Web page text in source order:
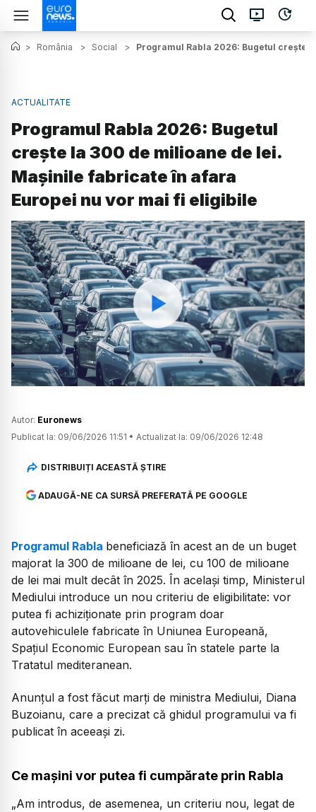
> România > Social > Programul Rabla 2026: Bugetul crește
ACTUALITATE
Programul Rabla 2026: Bugetul
crește la 300 de milioane de lei.
Mașinile fabricate în afara
Europei nu vor mai fi eligibile
Watch
Autor: Euronews
Publicat la: 09/06/2026 11:51 • Actualizat la: 09/06/2026 12:48
DISTRIBUIȚI ACEASTĂ ȘTIRE
ADAUGĂ-NE CA SURSĂ PREFERATĂ PE GOOGLE
Programul Rabla beneficiază în acest an de un buget
majorat la 300 de milioane de lei, cu 100 de milioane
de lei mai mult decât în 2025. În același timp, Ministerul
Mediului introduce un nou criteriu de eligibilitate: vor
putea fi achiziționate prin program doar
autovehiculele fabricate în Uniunea Europeană,
Spațiul Economic European sau în statele parte la
Tratatul mediteranean.
Anunțul a fost făcut marți de ministra Mediului, Diana
Buzoianu, care a precizat că ghidul programului va fi
publicat în aceeași zi.
Ce mașini vor putea fi cumpărate prin Rabla
„Am introdus, de asemenea, un criteriu nou, legat de